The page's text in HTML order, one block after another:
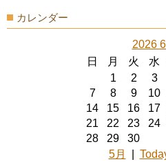
カレンダー
2026 6
日
月 火 水
1
2 3
7
8 9 10
14
15 16 17
21
22 23 24
28
29
30
5月